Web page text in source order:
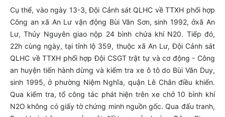
Cụ thể, vào ngày 13-3, Đội Cảnh sát QLHC về TTXH phối hợp
Công an xã An Lư vận động Bùi Văn Sơn, sinh 1992, ởxã An
Lư, Thủy Nguyên giao nộp 24 bình chứa khí N20. Tiếp đó,
22h cùng ngày, tại tỉnh lộ 359, thuộc xã An Lư, Đội Cảnh sát
QLHC về TTXH phối hợp Đội CSGT trật tự và cơ động - Công
an huyện tiến hành dừng và kiểm tra xe ô tô do Bùi Văn Duy,
sinh 1995, ở phường Niệm Nghĩa, quận Lê Chân điều khiển.
Qua kiểm tra, tổ công tác phát hiện trên xe chở 10 bình khí
N2O không có giấy tờ chứng minh nguồn gốc. Qua đấu tranh,